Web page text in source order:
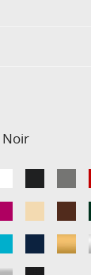
Noir